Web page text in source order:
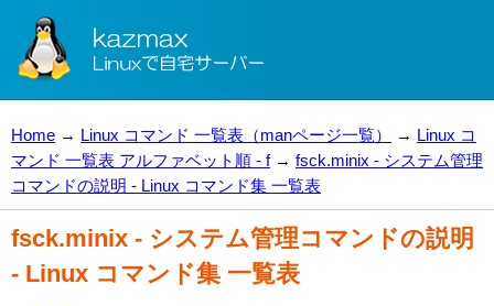
Home → Linux コマンド 一覧表（manページ一覧） → Linux コ
マンド 一覧表 アルファベット順 - f→ fsck.minix - システム管理
コマンドの説明 - Linux コマンド集 一覧表
fsck.minix - システム管理コマンドの説明
- Linux コマンド集 一覧表